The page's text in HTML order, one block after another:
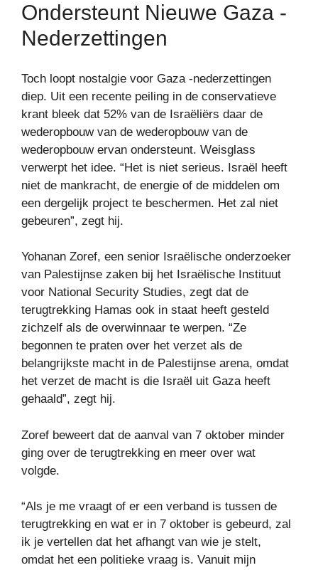
Ondersteunt Nieuwe Gaza -
Nederzettingen
Toch loopt nostalgie voor Gaza -nederzettingen
diep. Uit een recente peiling in de conservatieve
krant bleek dat 52% van de Israëliërs daar de
wederopbouw van de wederopbouw van de
wederopbouw ervan ondersteunt. Weisglass
verwerpt het idee. “Het is niet serieus. Israël heeft
niet de mankracht, de energie of de middelen om
een ​​dergelijk project te beschermen. Het zal niet
gebeuren”, zegt hij.
Yohanan Zoref, een senior Israëlische onderzoeker
van Palestijnse zaken bij het Israëlische Instituut
voor National Security Studies, zegt dat de
terugtrekking Hamas ook in staat heeft gesteld
zichzelf als de overwinnaar te werpen. “Ze
begonnen te praten over het verzet als de
belangrijkste macht in de Palestijnse arena, omdat
het verzet de macht is die Israël uit Gaza heeft
gehaald”, zegt hij.
Zoref beweert dat de aanval van 7 oktober minder
ging over de terugtrekking en meer over wat
volgde.
“Als je me vraagt ​​of er een verband is tussen de
terugtrekking en wat er in 7 oktober is gebeurd, zal
ik je vertellen dat het afhangt van wie je stelt,
omdat het een politieke vraag is. Vanuit mijn